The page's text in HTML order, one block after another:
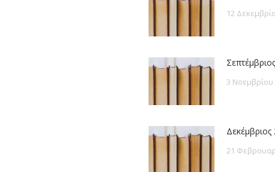
12
3 Νοεμβρίου
Δεκέμβριος
21